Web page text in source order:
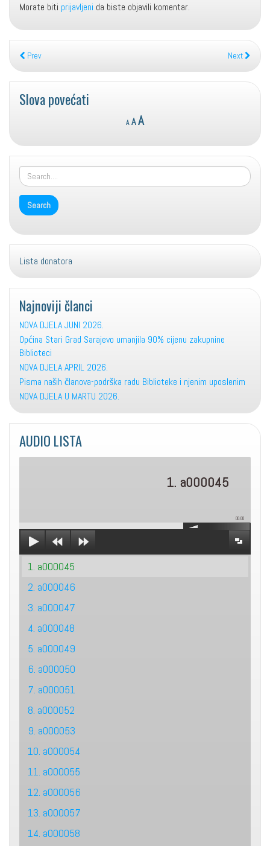
Morate biti prijavljeni da biste objavili komentar.
Prev Next
Slova povećati
A
Decrease
font
A Reset
size.
AIncrease
size.
Lista donatora
Najnoviji članci
NOVA DJELA JUNI 2026.
Općina Stari Grad Sarajevo umanjila 90% cijenu zakupnine
Biblioteci
NOVA DJELA APRIL 2026.
Pisma naših članova-podrška radu Biblioteke i njenim uposlenim
NOVA DJELA U MARTU 2026.
AUDIO LISTA
1. a000045
00:00
1. a000045
2. a000046
3. a000047
4. a000048
5. a000049
6. a000050
7. a000051
8. a000052
9. a000053
10. a000054
11. a000055
12. a000056
13. a000057
14. a000058